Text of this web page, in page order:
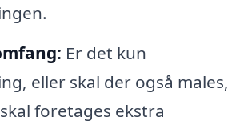
Er det kun
eller skal der også males,
foretages ekstra